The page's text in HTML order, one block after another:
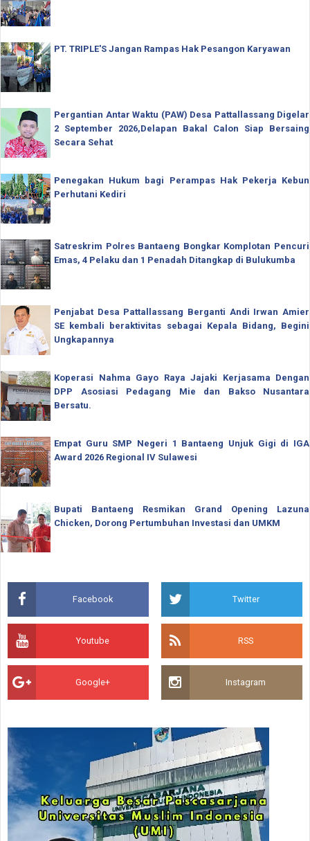
PT. TRIPLE'S Jangan Rampas Hak Pesangon Karyawan
Pergantian Antar Waktu (PAW) Desa Pattallassang Digelar
2 September 2026,Delapan Bakal Calon Siap Bersaing
Secara Sehat
Penegakan Hukum bagi Perampas Hak Pekerja Kebun
Perhutani Kediri
Satreskrim Polres Bantaeng Bongkar Komplotan Pencuri
Emas, 4 Pelaku dan 1 Penadah Ditangkap di Bulukumba
Penjabat Desa Pattallassang Berganti Andi Irwan Amier
SE kembali beraktivitas sebagai Kepala Bidang, Begini
Ungkapannya
Koperasi Nahma Gayo Raya Jajaki Kerjasama Dengan
DPP Asosiasi Pedagang Mie dan Bakso Nusantara
Bersatu.
Empat Guru SMP Negeri 1 Bantaeng Unjuk Gigi di IGA
Award 2026 Regional IV Sulawesi
Bupati Bantaeng Resmikan Grand Opening Lazuna
Chicken, Dorong Pertumbuhan Investasi dan UMKM
Facebook Twitter
Youtube RSS
Google+ Instagram